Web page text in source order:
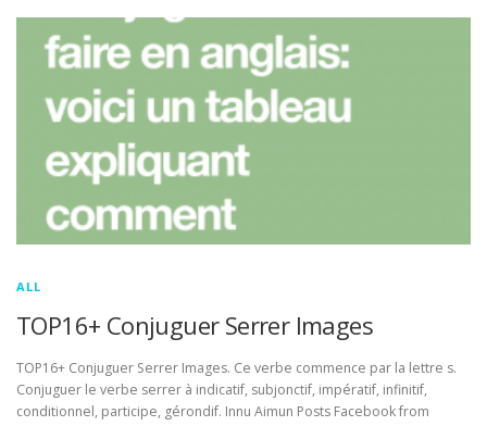
ALL
TOP16+ Conjuguer Serrer Images
TOP16+ Conjuguer Serrer Images. Ce verbe commence par la lettre s.
Conjuguer le verbe serrer à indicatif, subjonctif, impératif, infinitif,
conditionnel, participe, gérondif. Innu Aimun Posts Facebook from